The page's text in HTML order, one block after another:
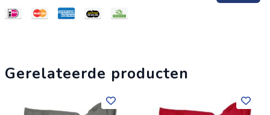
Specificaties
Sluiting: Hoes met sterk klittenband, binnenzak met stevige
Vulling van gerecycelde polystreen balletjes
Gerelateerde producten